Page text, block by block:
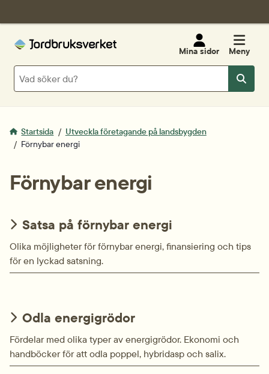
Mina sidor Meny
Sök
Sök
Startsida
Utveckla företagande på landsbygden
Förnybar energi
Förnybar energi
Satsa på förnybar energi
Olika möjligheter för förnybar energi, finansiering och tips
för en lyckad satsning.
Odla energigrödor
Fördelar med olika typer av energigrödor. Ekonomi och
handböcker för att odla poppel, hybridasp och salix.